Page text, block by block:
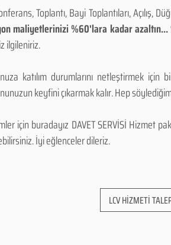
Toplantı, Bayi Toplantıları,
maliyetlerinizi %60'lara kadar azaltın...
ilgileniriz.
katılım durumlarını netleştirmek için
keyfini çıkarmak kalır. Hep
için buradayız DAVET SERVİSİ Hizmet
İyi eğlenceler dileriz.
LCV HİZMETİ